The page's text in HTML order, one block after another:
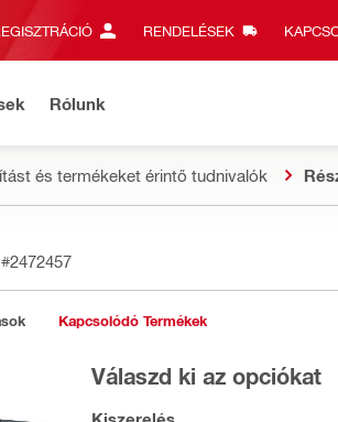
RENDELÉSEK
Rólunk
és termékeket érintő tudnivalók
#2472457
Kapcsolódó Termékek
Válaszd ki az opciókat